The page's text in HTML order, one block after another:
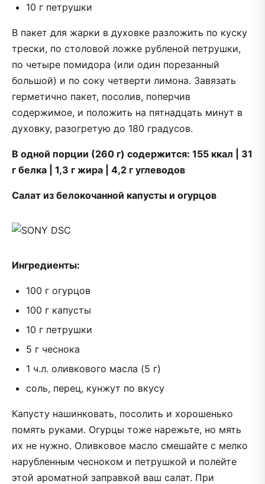
10 г петрушки
В пакет для жарки в духовке разложить по куску
трески, по столовой ­лож­ке рубленой петрушки,
по четыре помидора (или один порезанный
большой) и по соку четверти лимона. Завязать
герметично пакет, ­по­солив, поперчив
содержимое, и положить на пятнадцать минут в
духовку, разогретую до 180 гра­дусов.
В одной порции (260 г) содержится: 155 ккал | 31
г белка | 1,3 г жира | 4,2 г углеводов
Салат из белокочанной капусты и огурцов
Ингредиенты:
100 г огурцов
100 г капусты
10 г петрушки
5 г чеснока
1 ч.л. оливкового масла (5 г)
соль, перец, кунжут по вкусу
Капусту нашинковать, посолить и хорошенько
помять руками. Огурцы тоже нарежьте, но мять
их не нужно. Оливковое масло смешайте с мелко
нарубленным чесноком и петрушкой и полейте
этой ароматной заправкой ваш салат. При